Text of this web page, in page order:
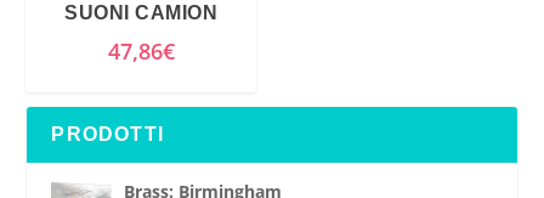
SUONI CAMION
47,86€
PRODOTTI
Brass: Birmingham